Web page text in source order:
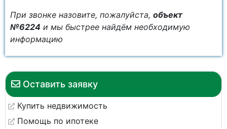
Оставить заявку
Купить недвижимость
Помощь по ипотеке
При звонке назовите, пожалуйста, объект
№6224 и мы быстрее найдём необходимую
информацию